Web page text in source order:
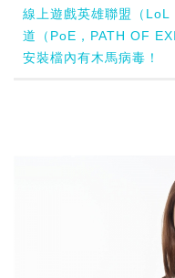
線上遊戲英雄聯盟（
道（PoE，PATH OF
安裝檔內有木馬病毒！